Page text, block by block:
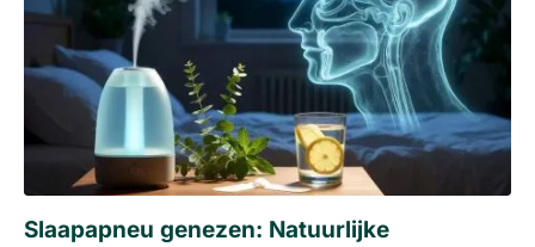
Slaapapneu genezen: Natuurlijke